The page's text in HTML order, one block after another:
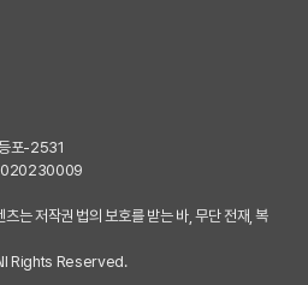
포-2531
는 저작권 법의 보호를 받는 바, 무단 전재, 복
Rights Reserved.